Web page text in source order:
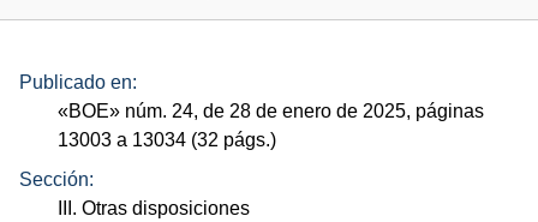
Publicado en:
«BOE» núm. 24, de 28 de enero de 2025, páginas
13003 a 13034 (32 págs.)
Sección:
III. Otras disposiciones